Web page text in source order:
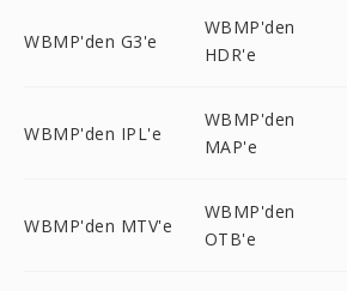
WBMP'den G3'e
WBMP'den
HDR'e
WBMP'den IPL'e
WBMP'den
MAP'e
WBMP'den MTV'e
WBMP'den
OTB'e